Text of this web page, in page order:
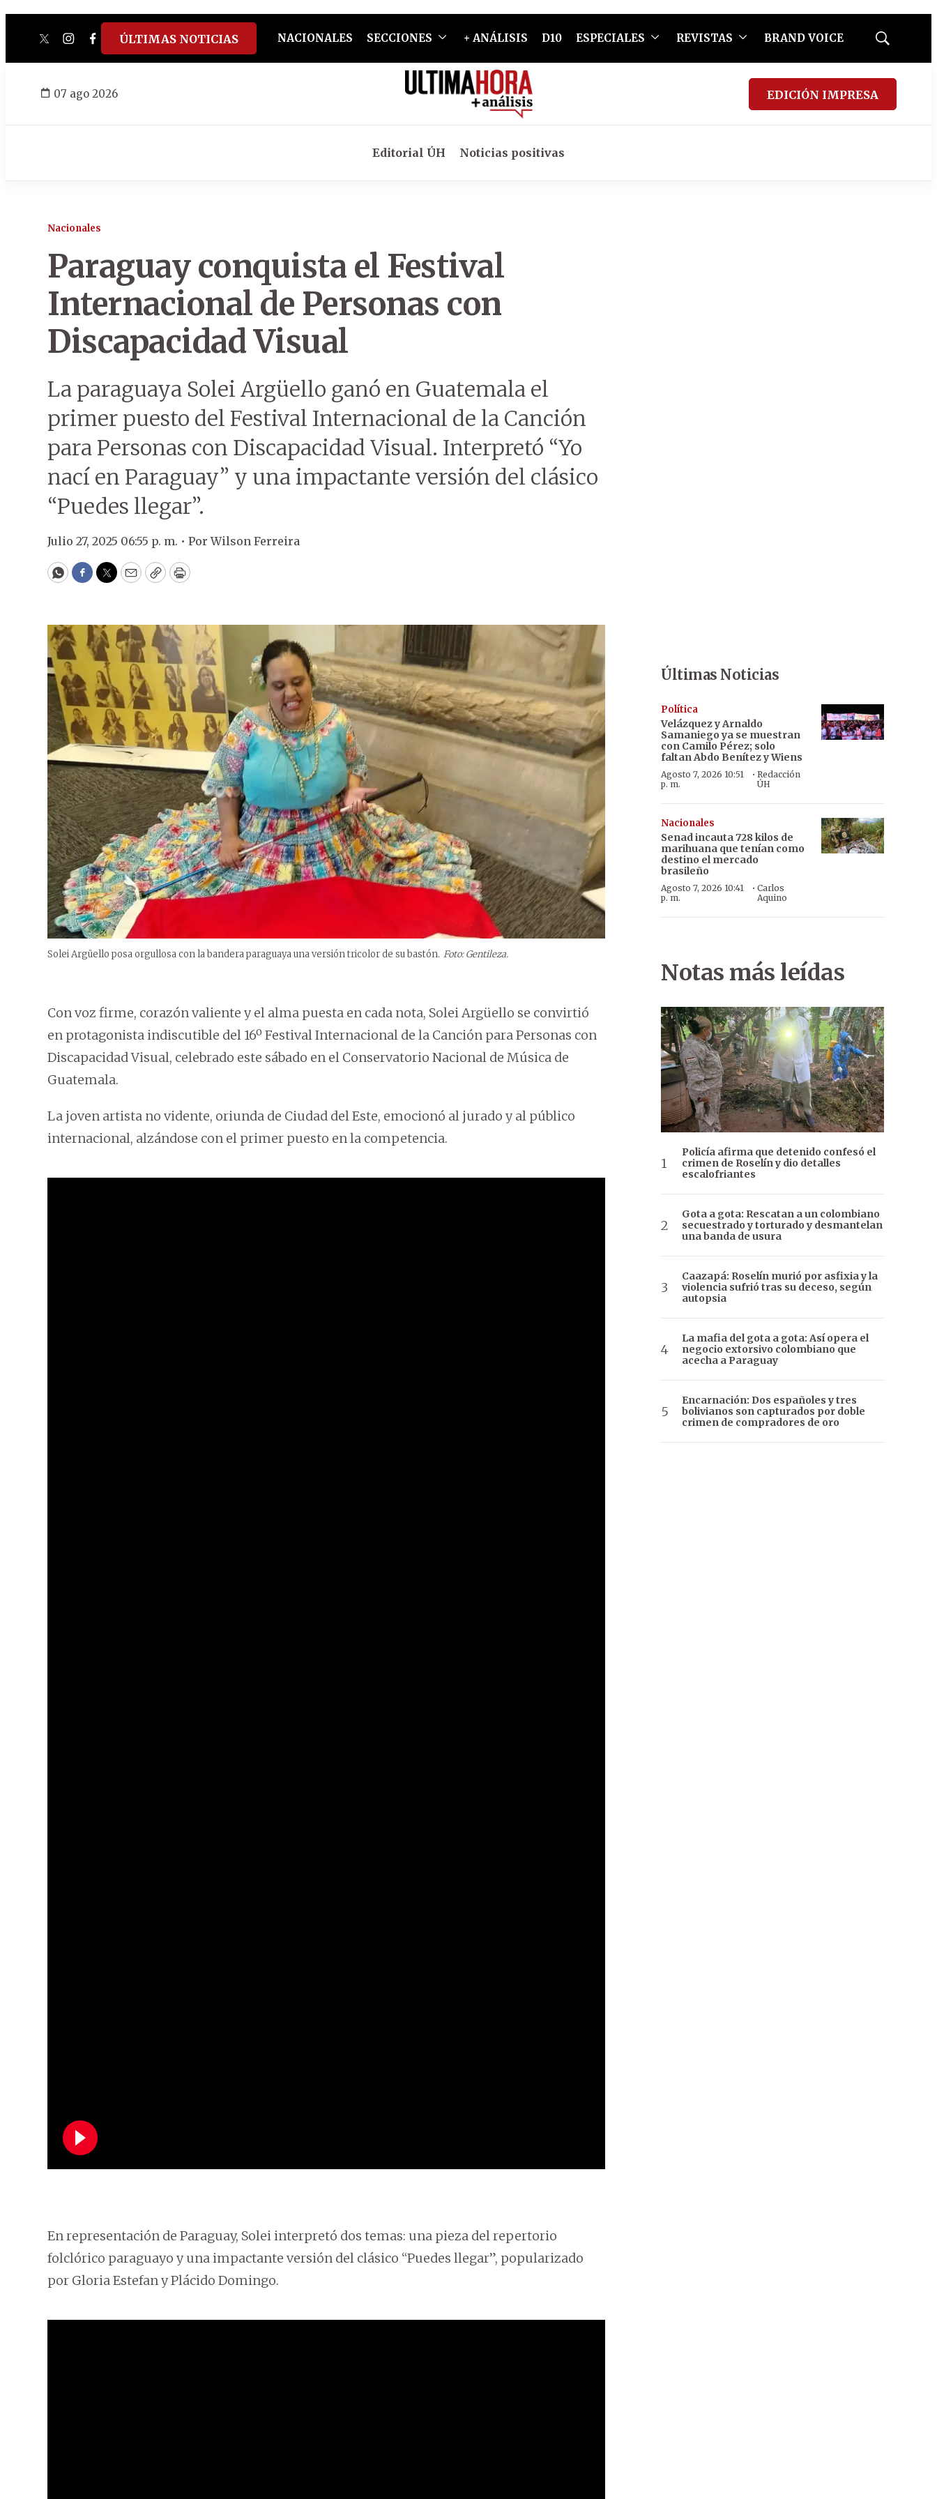
twitterinstagram
facebook
tiktokyoutube
spotify
ÚLTIMAS NOTICIAS NACIONALES SECCIONES + ANÁLISIS D10 ESPECIALES REVISTAS BRAND VOICE
Mostrar
07 ago 2026 EDICIÓN IMPRESA
Editorial ÚH Noticias positivas
Nacionales
Paraguay conquista el Festival
Internacional de Personas con
Discapacidad Visual
La paraguaya Solei Argüello ganó en Guatemala el
primer puesto del Festival Internacional de la Canción
para Personas con Discapacidad Visual. Interpretó “Yo
nací en Paraguay” y una impactante versión del clásico
“Puedes llegar”.
Julio 27, 2025 06:55 p. m. • PorWilson Ferreira
WhatsApp
Facebook
Twitter
EmailCopyPrint
Solei Argüello posa orgullosa con la bandera paraguaya una versión tricolor de su bastón. Foto: Gentileza.
Con voz firme, corazón valiente y el alma puesta en cada nota, Solei Argüello se convirtió
en protagonista indiscutible del 16º Festival Internacional de la Canción para Personas con
Discapacidad Visual, celebrado este sábado en el Conservatorio Nacional de Música de
Guatemala.
La joven artista no vidente, oriunda de Ciudad del Este, emocionó al jurado y al público
internacional, alzándose con el primer puesto en la competencia.
En representación de Paraguay, Solei interpretó dos temas: una pieza del repertorio
folclórico paraguayo y una impactante versión del clásico “Puedes llegar”, popularizado
por Gloria Estefan y Plácido Domingo.
Últimas Noticias
Política
Velázquez y Arnaldo
Samaniego ya se muestran
con Camilo Pérez; solo
faltan Abdo Benítez y Wiens
Agosto 7, 2026 10:51
p. m.
·Redacción
ÚH
Nacionales
Senad incauta 728 kilos de
marihuana que tenían como
destino el mercado
brasileño
Agosto 7, 2026 10:41
p. m.
· Carlos
Aquino
Notas más leídas
Policía afirma que detenido confesó el
crimen de Roselín y dio detalles
escalofriantes
Gota a gota: Rescatan a un colombiano
secuestrado y torturado y desmantelan
una banda de usura
Caazapá: Roselín murió por asfixia y la
violencia sufrió tras su deceso, según
autopsia
La mafia del gota a gota: Así opera el
negocio extorsivo colombiano que
acecha a Paraguay
Encarnación: Dos españoles y tres
bolivianos son capturados por doble
crimen de compradores de oro